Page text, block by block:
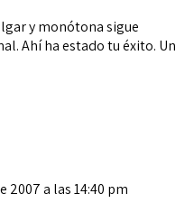
y monótona sigue
Ahí ha estado tu éxito. Un
2007 a las 14:40 pm